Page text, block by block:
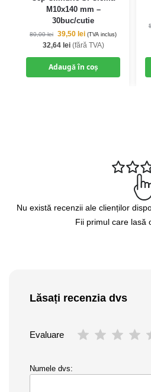
M10x140 mm –
30buc/cutie
80,00lei 39,50 lei (TVA inclus)
32,64 lei(fără TVA)
Adaugă în coș
Nu există recenzii ale clienților
Fii primul care lasă
Lăsați recenzia dvs
Evaluare
Numele dvs: